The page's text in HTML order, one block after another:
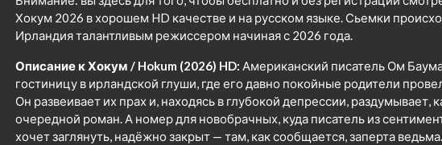
Хокум 2026 в хорошем HD качестве и на русском языке. Сьемки
Ирландия талантливым режиссером начиная с 2026 года.
Описание к Хокум / Hokum (2026) HD: Американский писатель Ом
гостиницу в ирландской глуши, где его давно покойные родители
Он развеивает их прах и, находясь в глубокой депрессии, раздумывает,
очередной роман. А номер для новобрачных, куда писатель из
хочет заглянуть, надёжно закрыт — там, как сообщается, заперта ведьма.